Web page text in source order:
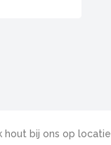
hout bij ons op locatie